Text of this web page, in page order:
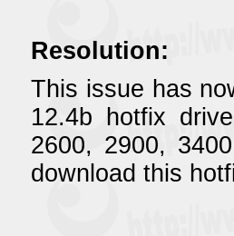
Resolution:
This issue has
12.4b hotfix
2600, 2900,
download this